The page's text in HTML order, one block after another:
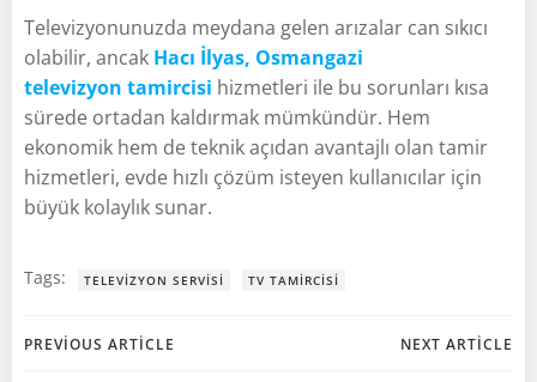
Televizyonunuzda meydana gelen arızalar can sıkıcı
olabilir, ancak Hacı İlyas, Osmangazi
televizyon tamircisi hizmetleri ile bu sorunları kısa
sürede ortadan kaldırmak mümkündür. Hem
ekonomik hem de teknik açıdan avantajlı olan tamir
hizmetleri, evde hızlı çözüm isteyen kullanıcılar için
büyük kolaylık sunar.
Tags: TELEVIZYON SERVISI TV TAMIRCISI
Post
PREVIOUS ARTICLE NEXT ARTICLE